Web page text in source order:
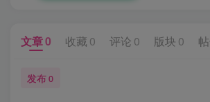
文章0 收藏 0 评论 0 版块 0
发布0